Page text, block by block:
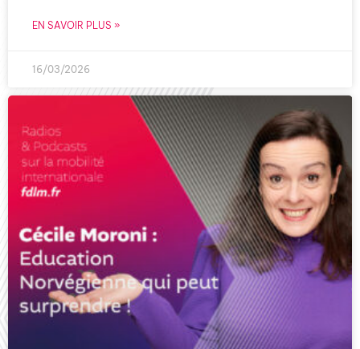
EN SAVOIR PLUS »
16/03/2026